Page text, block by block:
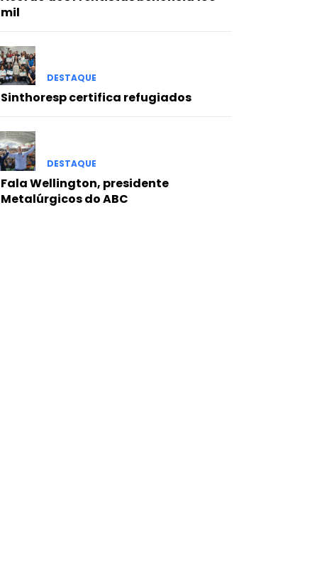
mil
DESTAQUE
Sinthoresp certifica refugiados
DESTAQUE
Fala Wellington, presidente
Metalúrgicos do ABC